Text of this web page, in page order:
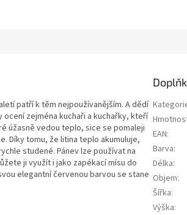
patří k těm nejpoužívanějším. A dědí
zejména kuchaři a kuchařky, kteří
úžasně vedou teplo, sice se pomaleji
Díky tomu, že litina teplo akumuluje,
studené. Pánev lze používat na
ji využít i jako zapékací mísu do
elegantní červenou barvou se stane
EAN:
Barva:
Délka:
Objem:
Šířka:
Výška: